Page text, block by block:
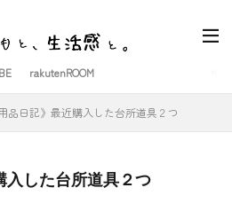
rakutenROOM
品日記》最近購入した台所道具２つ
入した台所道具２つ